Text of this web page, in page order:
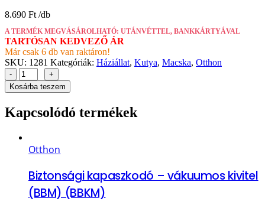
8.690 Ft
A TERMÉK MEGVÁSÁROLHATÓ: UTÁNVÉTTEL, BANKKÁRTYÁVAL
TARTÓSAN KEDVEZŐ ÁR
Már csak 6 db van raktáron!
SKU: 1281 Kategóriák: Háziállat, Kutya, Macska, Otthon
-
+
Kosárba teszem
Kapcsolódó termékek
Otthon
Biztonsági kapaszkodó – vákuumos kivitel
(BBM) (BBKM)